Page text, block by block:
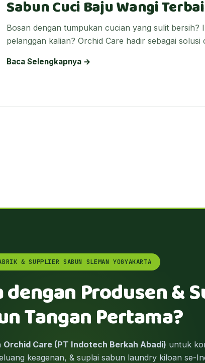
Sabun Cuci Baju Wangi
Bosan dengan tumpukan cucian yang sulit bersih?
pelanggan kalian? Orchid Care hadir sebagai solusi
Baca Selengkapnya →
& SUPPLIER SABUN SLEMAN YOGYAKARTA
Produsen &
Tangan Pertama?
Orchid Care (PT Indotech Berkah Abadi) untuk
keagenan, & suplai sabun laundry kiloan se-